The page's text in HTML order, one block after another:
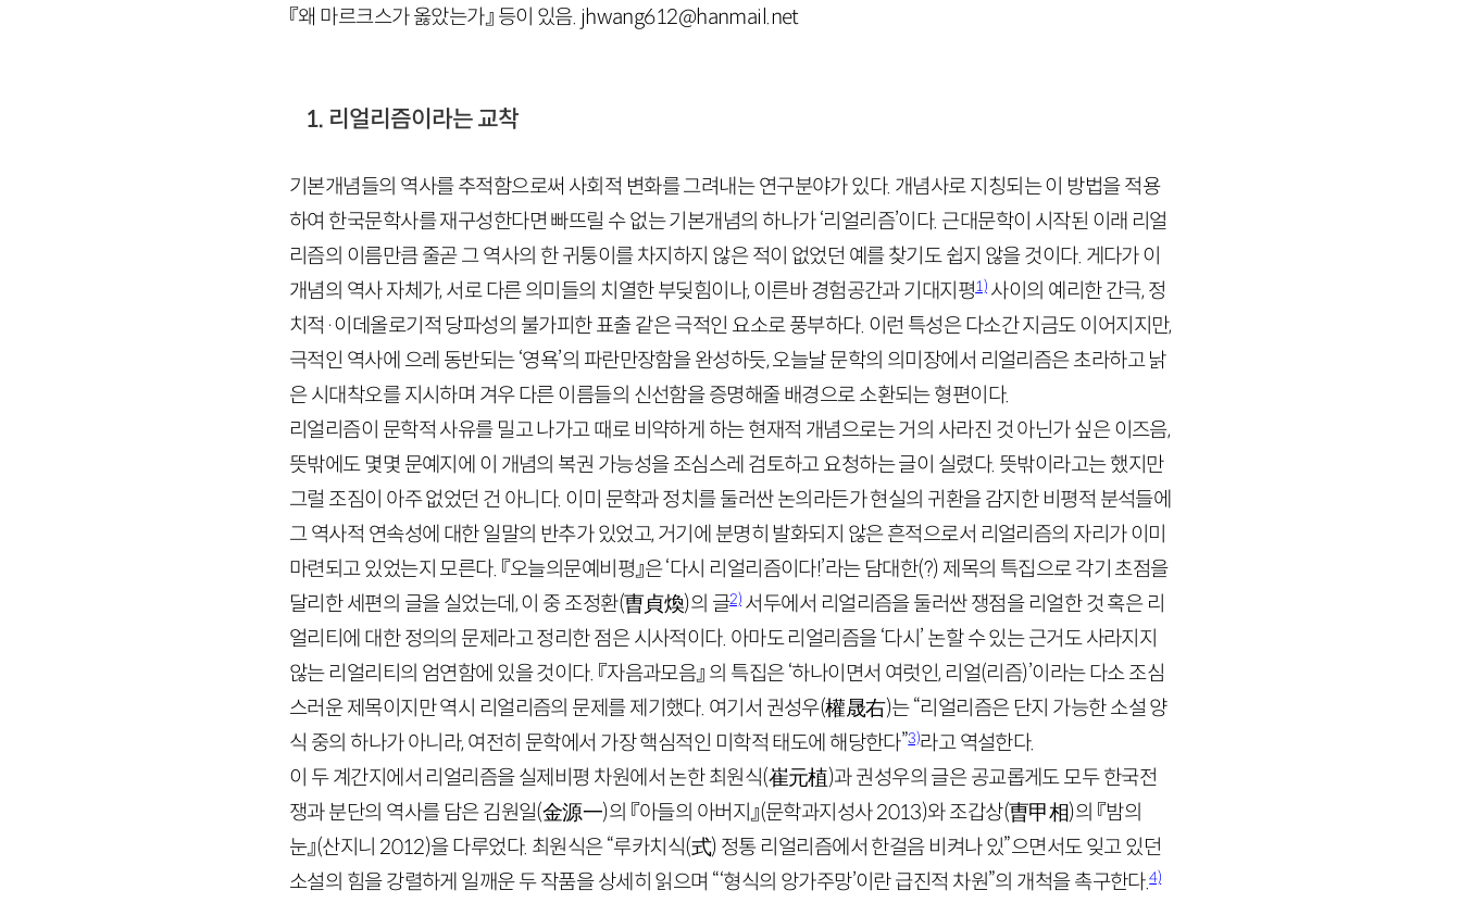
『왜 마르크스가 옳았는가』 등이 있음. jhwang612@hanmail.net
1. 리얼리즘이라는 교착
기본개념들의 역사를 추적함으로써 사회적 변화를 그려내는 연구분야가 있다. 개념사로 지칭되는 이 방법을 적용
하여 한국문학사를 재구성한다면 빠뜨릴 수 없는 기본개념의 하나가 ‘리얼리즘’이다. 근대문학이 시작된 이래 리얼
리즘의 이름만큼 줄곧 그 역사의 한 귀퉁이를 차지하지 않은 적이 없었던 예를 찾기도 쉽지 않을 것이다. 게다가 이
개념의 역사 자체가, 서로 다른 의미들의 치열한 부딪힘이나, 이른바 경험공간과 기대지평1) 사이의 예리한 간극, 정
치적 ·이데올로기적 당파성의 불가피한 표출 같은 극적인 요소로 풍부하다. 이런 특성은 다소간 지금도 이어지지만,
극적인 역사에 으레 동반되는 ‘영욕’의 파란만장함을 완성하듯, 오늘날 문학의 의미장에서 리얼리즘은 초라하고 낡
은 시대착오를 지시하며 겨우 다른 이름들의 신선함을 증명해줄 배경으로 소환되는 형편이다.
리얼리즘이 문학적 사유를 밀고 나가고 때로 비약하게 하는 현재적 개념으로는 거의 사라진 것 아닌가 싶은 이즈음,
뜻밖에도 몇몇 문예지에 이 개념의 복권 가능성을 조심스레 검토하고 요청하는 글이 실렸다. 뜻밖이라고는 했지만
그럴 조짐이 아주 없었던 건 아니다. 이미 문학과 정치를 둘러싼 논의라든가 현실의 귀환을 감지한 비평적 분석들에
그 역사적 연속성에 대한 일말의 반추가 있었고, 거기에 분명히 발화되지 않은 흔적으로서 리얼리즘의 자리가 이미
마련되고 있었는지 모른다. 『오늘의문예비평』은 ‘다시 리얼리즘이다!’라는 담대한(?) 제목의 특집으로 각기 초점을
달리한 세편의 글을 실었는데, 이 중 조정환(曺貞煥)의 글2) 서두에서 리얼리즘을 둘러싼 쟁점을 리얼한 것 혹은 리
얼리티에 대한 정의의 문제라고 정리한 점은 시사적이다. 아마도 리얼리즘을 ‘다시’ 논할 수 있는 근거도 사라지지
않는 리얼리티의 엄연함에 있을 것이다. 『자음과모음』 의 특집은 ‘하나이면서 여럿인, 리얼(리즘)’이라는 다소 조심
스러운 제목이지만 역시 리얼리즘의 문제를 제기했다. 여기서 권성우(權晟右)는 “리얼리즘은 단지 가능한 소설 양
식 중의 하나가 아니라, 여전히 문학에서 가장 핵심적인 미학적 태도에 해당한다”3)라고 역설한다.
이 두 계간지에서 리얼리즘을 실제비평 차원에서 논한 최원식(崔元植)과 권성우의 글은 공교롭게도 모두 한국전
쟁과 분단의 역사를 담은 김원일(金源一)의 『아들의 아버지』(문학과지성사2013)와 조갑상(曺甲相)의 『밤의
눈』(산지니 2012)을 다루었다. 최원식은 “루카치식(式) 정통 리얼리즘에서 한걸음 비켜나 있”으면서도 잊고 있던
소설의 힘을 강렬하게 일깨운 두 작품을 상세히 읽으며 “‘형식의 앙가주망’이란 급진적 차원”의 개척을 촉구한다.4)